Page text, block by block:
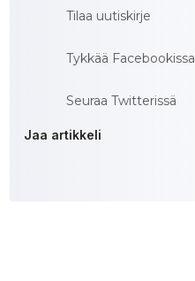
Tilaa uutiskirje
Tykkää Facebookissa
Seuraa Twitterissä
Jaa artikkeli